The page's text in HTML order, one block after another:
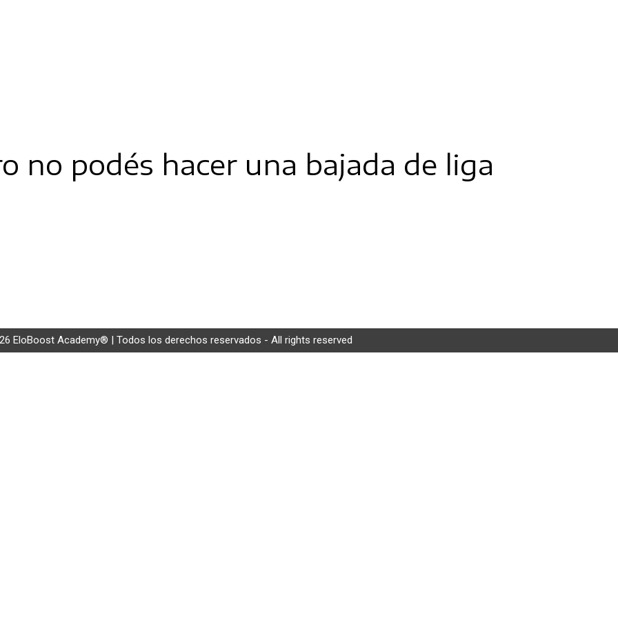
no podés hacer una bajada de liga
EloBoost Academy® | Todos los derechos reservados - All rights reserved